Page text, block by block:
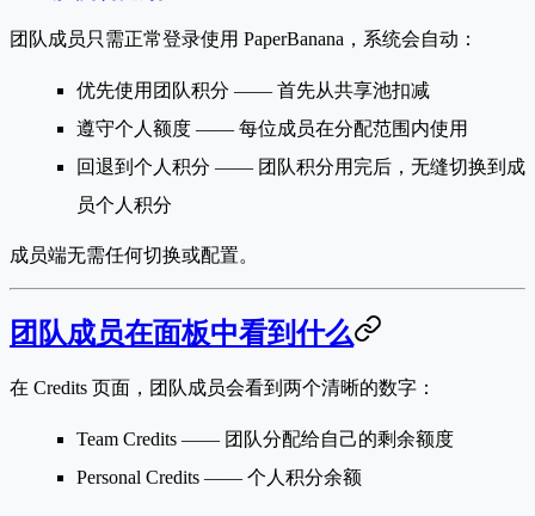
团队成员只需正常登录使用 PaperBanana，系统会自动：
优先使用团队积分 —— 首先从共享池扣减
遵守个人额度 —— 每位成员在分配范围内使用
回退到个人积分 —— 团队积分用完后，无缝切换到成
员个人积分
成员端无需任何切换或配置。
团队成员在面板中看到什么
在 Credits 页面，团队成员会看到两个清晰的数字：
Team Credits —— 团队分配给自己的剩余额度
Personal Credits —— 个人积分余额